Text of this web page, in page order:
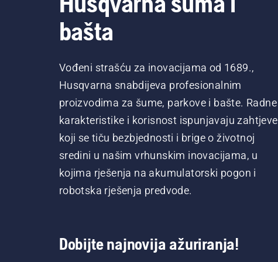
bašta
Vođeni strašću za inovacijama od 1689.,
Husqvarna snabdijeva profesionalnim
proizvodima za šume, parkove i bašte. Radne
karakteristike i korisnost ispunjavaju zahtjeve
koji se tiču bezbjednosti i brige o životnoj
sredini u našim vrhunskim inovacijama, u
kojima rješenja na akumulatorski pogon i
robotska rješenja predvode.
Dobijte najnovija ažuriranja!